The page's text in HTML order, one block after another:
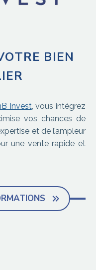
BIEN
Invest, vous intégrez
vos chances de
et de l’ampleur
une vente rapide et
